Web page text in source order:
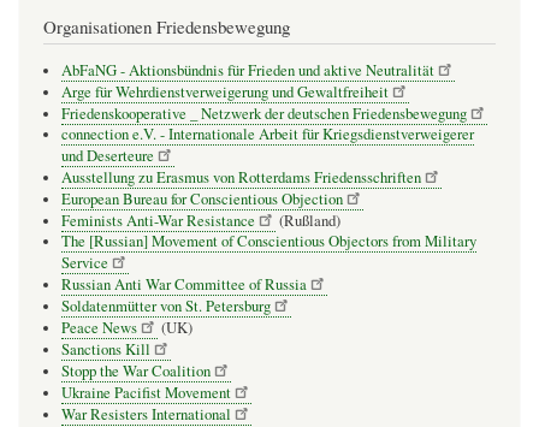
Organisationen Friedensbewegung
AbFaNG - Aktionsbündnis für Frieden und aktive Neutralität
Arge für Wehrdienstverweigerung und Gewaltfreiheit
Friedenskooperative _ Netzwerk der deutschen Friedensbewegung
connection e.V. - Inter­na­tio­nale Arbeit für Kriegs­dienst­ver­wei­gerer
und Deser­teure
Ausstellung zu Erasmus von Rotterdams Friedensschriften
European Bureau for Conscientious Objection
Feminists Anti-War Resistance
(Rußland)
The [Russian] Movement of Conscientious Objectors from Military
Service
Russian Anti War Committee of Russia
Soldatenmütter von St. Petersburg
Peace News
(UK)
Sanctions Kill
Stopp the War Coalition
Ukraine Pacifist Movement
War Resisters International